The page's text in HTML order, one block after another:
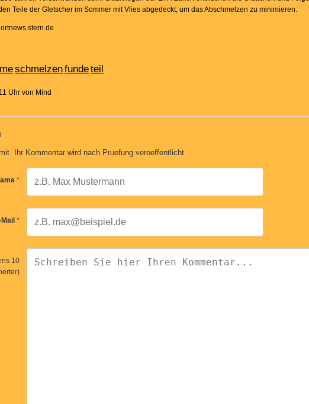
Teile der Gletscher im Sommer mit Vlies abgedeckt, um das Abschmelzen zu minimieren.
schmelzenfundeteil
Uhr von Mind
Ihr Kommentar wird nach Pruefung veroeffentlicht.
*
Mail *
10